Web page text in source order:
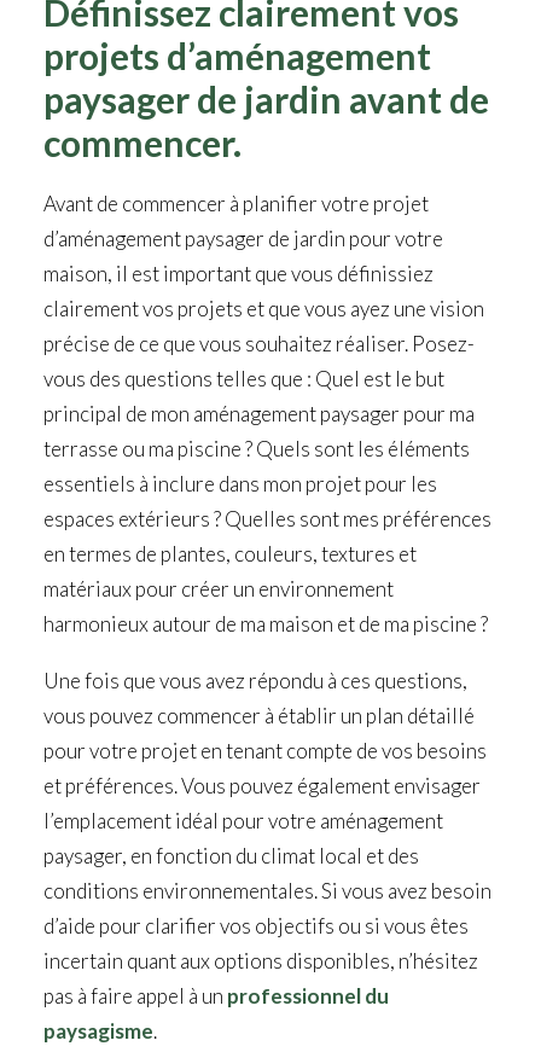
Définissez clairement vos
projets d’aménagement
paysager de jardin avant de
commencer.
Avant de commencer à planifier votre projet
d’aménagement paysager de jardin pour votre
maison, il est important que vous définissiez
clairement vos projets et que vous ayez une vision
précise de ce que vous souhaitez réaliser. Posez-
vous des questions telles que : Quel est le but
principal de mon aménagement paysager pour ma
terrasse ou ma piscine ? Quels sont les éléments
essentiels à inclure dans mon projet pour les
espaces extérieurs ? Quelles sont mes préférences
en termes de plantes, couleurs, textures et
matériaux pour créer un environnement
harmonieux autour de ma maison et de ma piscine ?
Une fois que vous avez répondu à ces questions,
vous pouvez commencer à établir un plan détaillé
pour votre projet en tenant compte de vos besoins
et préférences. Vous pouvez également envisager
l’emplacement idéal pour votre aménagement
paysager, en fonction du climat local et des
conditions environnementales. Si vous avez besoin
d’aide pour clarifier vos objectifs ou si vous êtes
incertain quant aux options disponibles, n’hésitez
pas à faire appel à un professionnel du
paysagisme.